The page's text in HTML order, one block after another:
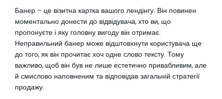
Банер – це візитна картка вашого лендінгу. Він повинен
моментально донести до відвідувача, хто ви, що
пропонуєте і яку головну вигоду він отримає.
Неправильний банер може відштовхнути користувача ще
до того, як він прочитає хоч одне слово тексту. Тому
важливо, щоб він був не лише естетично привабливим, але
й смислово наповненим та відповідав загальній стратегії
продажу.